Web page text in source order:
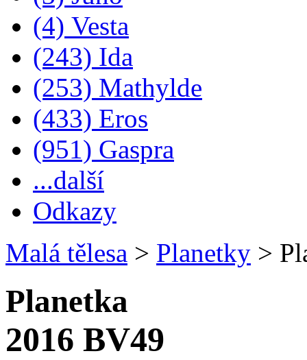
(4) Vesta
(243) Ida
(253) Mathylde
(433) Eros
(951) Gaspra
...další
Odkazy
Malá tělesa > Planetky >
Planetka
2016 BV49